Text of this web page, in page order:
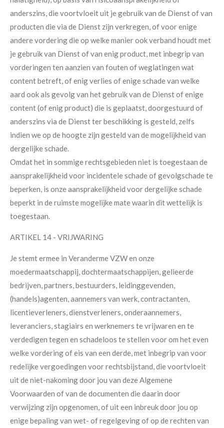
anderszins, die voortvloeit uit je gebruik van de Dienst of van
producten die via de Dienst zijn verkregen, of voor enige
andere vordering die op welke manier ook verband houdt met
je gebruik van Dienst of van enig product, met inbegrip van
vorderingen ten aanzien van fouten of weglatingen wat
content betreft, of enig verlies of enige schade van welke
aard ook als gevolg van het gebruik van de Dienst of enige
content (of enig product) die is geplaatst, doorgestuurd of
anderszins via de Dienst ter beschikking is gesteld, zelfs
indien we op de hoogte zijn gesteld van de mogelijkheid van
dergelijke schade.
Omdat het in sommige rechtsgebieden niet is toegestaan de
aansprakelijkheid voor incidentele schade of gevolgschade te
beperken, is onze aansprakelijkheid voor dergelijke schade
beperkt in de ruimste mogelijke mate waarin dit wettelijk is
toegestaan.
ARTIKEL 14 - VRIJWARING
Je stemt ermee in Veranderme VZW en onze
moedermaatschappij, dochtermaatschappijen, gelieerde
bedrijven, partners, bestuurders, leidinggevenden,
(handels)agenten, aannemers van werk, contractanten,
licentieverleners, dienstverleners, onderaannemers,
leveranciers, stagiairs en werknemers te vrijwaren en te
verdedigen tegen en schadeloos te stellen voor om het even
welke vordering of eis van een derde, met inbegrip van voor
redelijke vergoedingen voor rechtsbijstand, die voortvloeit
uit de niet-nakoming door jou van deze Algemene
Voorwaarden of van de documenten die daarin door
verwijzing zijn opgenomen, of uit een inbreuk door jou op
enige bepaling van wet- of regelgeving of op de rechten van